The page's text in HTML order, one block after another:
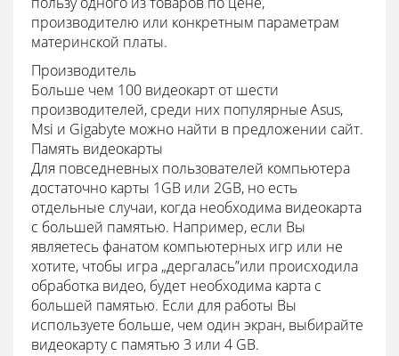
производителю или конкретным параметрам
материнской платы.
Производитель
Больше чем 100 видеокарт от шести
производителей, среди них популярные Asus,
Msi и Gigabyte можно найти в предложении сайт.
Память видеокарты
Для повседневных пользователей компьютера
достаточно карты 1GB или 2GB, но есть
отдельные случаи, когда необходима видеокарта
с большей памятью. Например, если Вы
являетесь фанатом компьютерных игр или не
хотите, чтобы игра „дергалась”или происходила
обработка видео, будет необходима карта с
большей памятью. Если для работы Вы
используете больше, чем один экран, выбирайте
видеокарту с памятью 3 или 4 GB.